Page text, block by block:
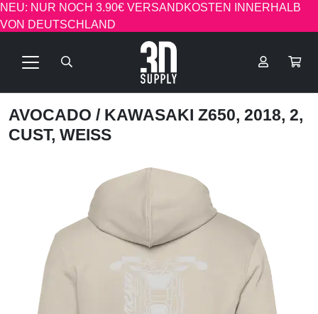
NEU: NUR NOCH 3.90€ VERSANDKOSTEN INNERHALB
VON DEUTSCHLAND
AVOCADO / KAWASAKI Z650, 2018, 2,
CUST, WEISS